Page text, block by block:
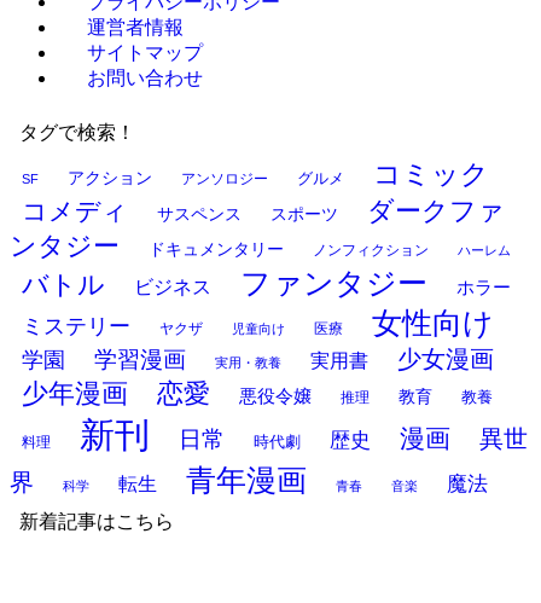
運営者情報
サイトマップ
お問い合わせ
タグで検索！
SF アクション アンソロジー グルメ コミック
コメディ サスペンス スポーツ
ダークファ
ンタジー
ドキュメンタリー ノンフィクション ハーレム
バトル ビジネス ファンタジー ホラー
ミステリー ヤクザ 児童向け 医療 女性向け
学園 学習漫画 実用・教養 実用書 少女漫画
少年漫画 恋愛 悪役令嬢 推理 教育 教養
料理 新刊 日常 時代劇 歴史 漫画
異世
界
科学 転生 青年漫画 青春 音楽 魔法
新着記事はこちら